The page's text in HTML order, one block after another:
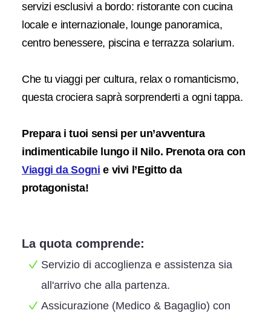
servizi esclusivi a bordo: ristorante con cucina
locale e internazionale, lounge panoramica,
centro benessere, piscina e terrazza solarium.
Che tu viaggi per cultura, relax o romanticismo,
questa crociera saprà sorprenderti a ogni tappa.
Prepara i tuoi sensi per un’avventura
indimenticabile lungo il Nilo. Prenota ora con
Viaggi da Sogni e vivi l’Egitto da
protagonista!
La quota comprende:
Servizio di accoglienza e assistenza sia
all'arrivo che alla partenza.
Assicurazione (Medico & Bagaglio) con